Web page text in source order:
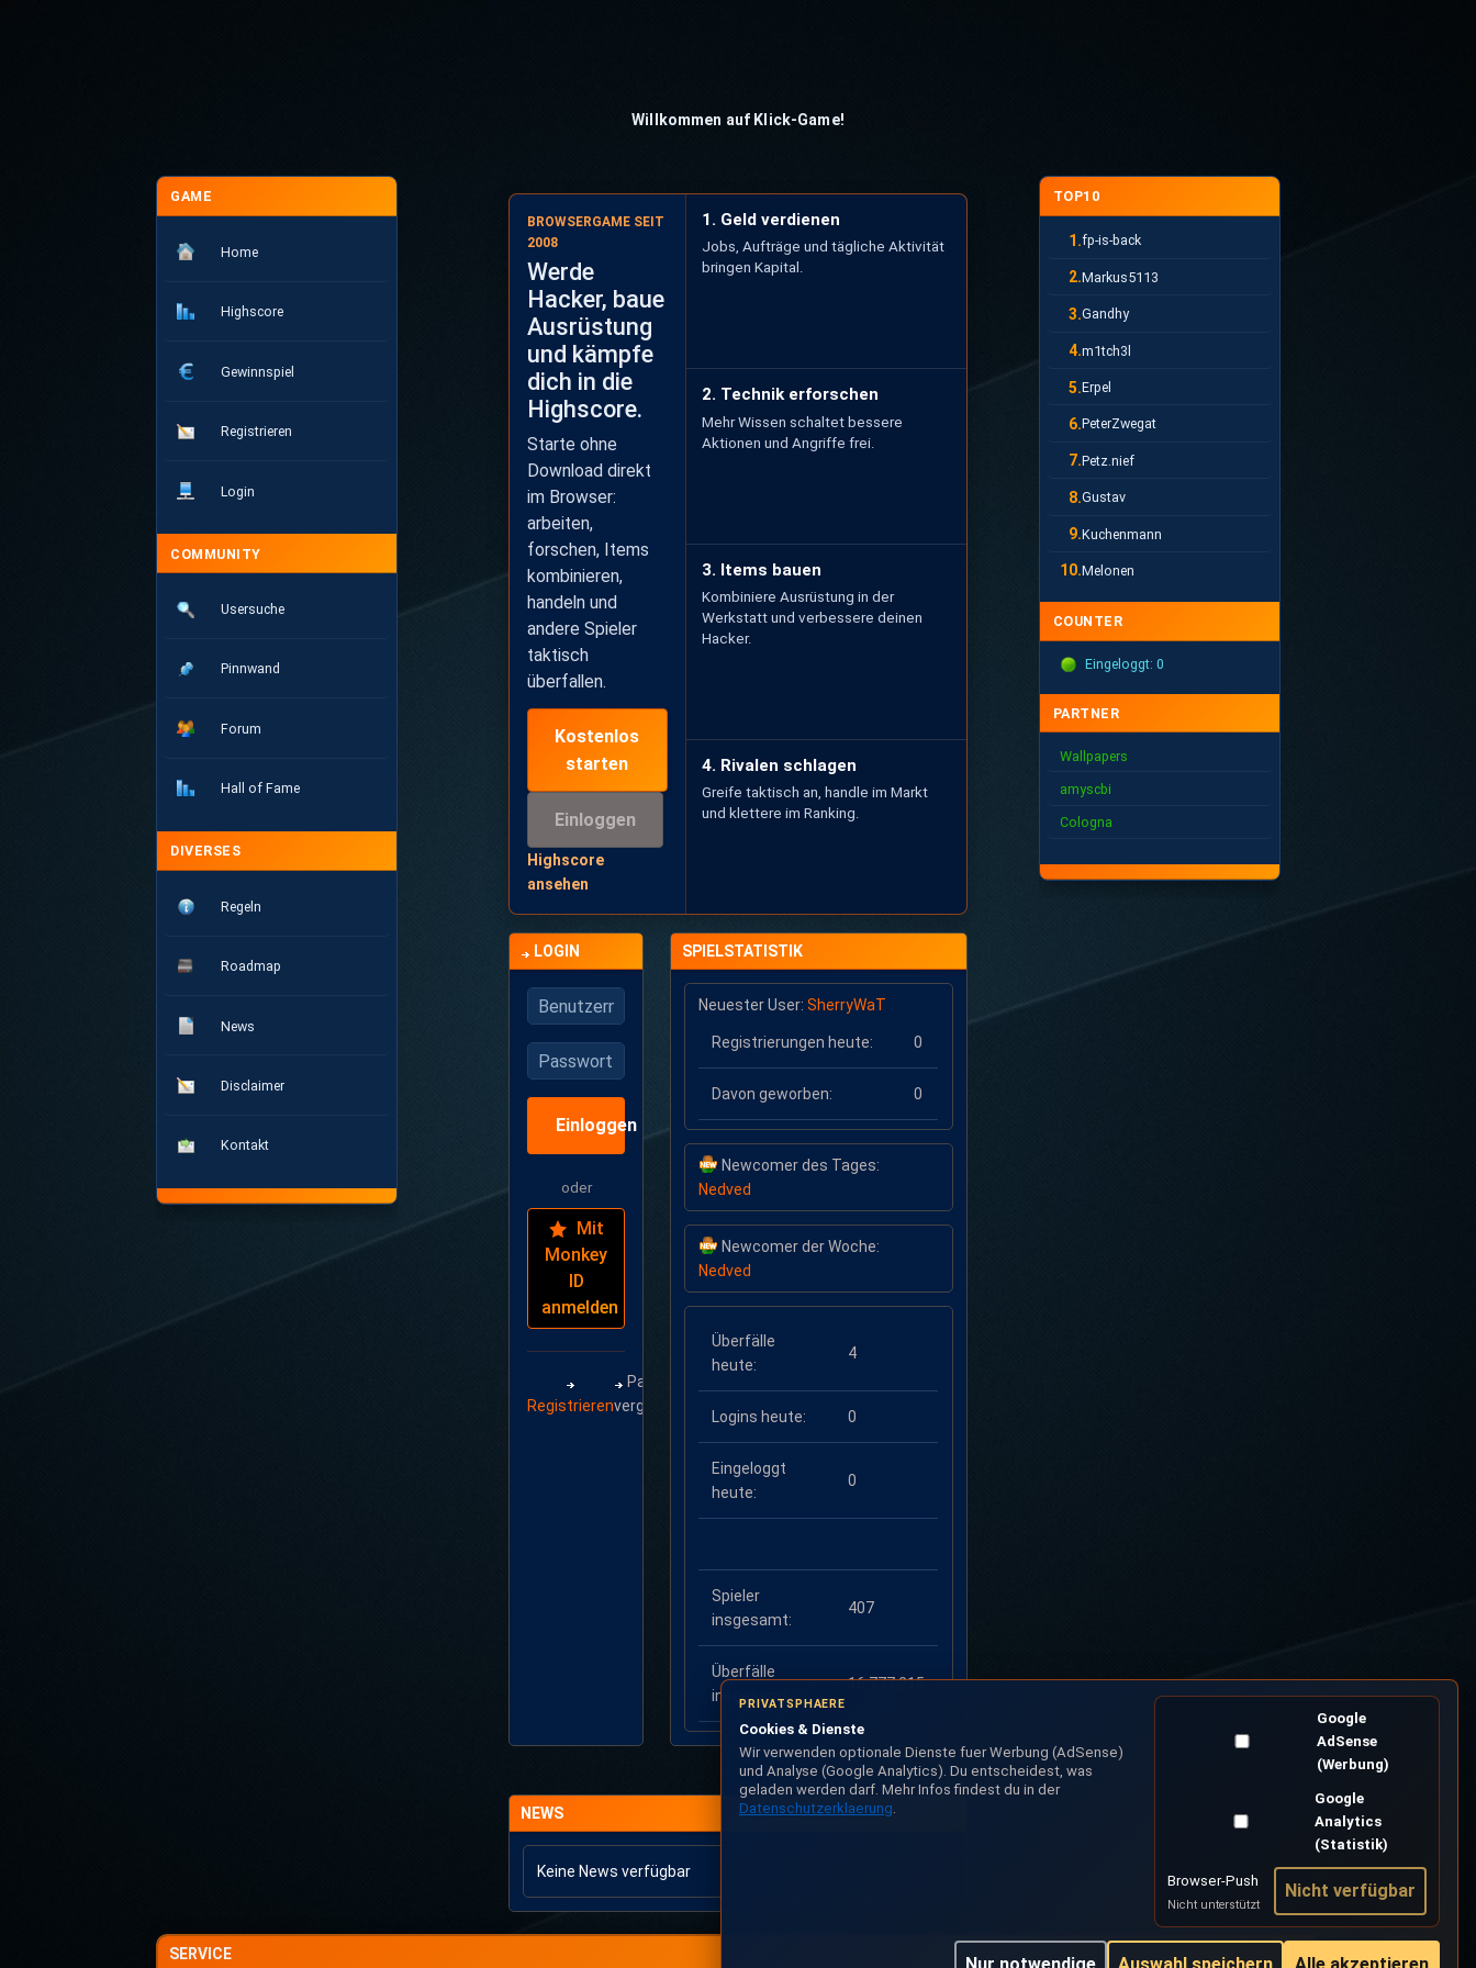
Willkommen auf Klick-Game!
GAME
Home
Highscore
Gewinnspiel
Registrieren
Login
COMMUNITY
Usersuche
Pinnwand
Forum
Hall of Fame
DIVERSES
Regeln
Roadmap
News
Disclaimer
Kontakt
BROWSERGAME SEIT
2008
Werde
Hacker, baue
Ausrüstung
und kämpfe
dich in die
Highscore.
Starte ohne
Download direkt
im Browser:
arbeiten,
forschen, Items
kombinieren,
handeln und
andere Spieler
taktisch
überfallen.
Kostenlos
starten
Einloggen
Highscore
ansehen
1. Geld verdienen
Jobs, Aufträge und tägliche Aktivität
bringen Kapital.
2. Technik erforschen
Mehr Wissen schaltet bessere
Aktionen und Angriffe frei.
3. Items bauen
Kombiniere Ausrüstung in der
Werkstatt und verbessere deinen
Hacker.
4. Rivalen schlagen
Greife taktisch an, handle im Markt
und klettere im Ranking.
LOGIN
Benutzername
Passwort
Einloggen
oder
Mit
Monkey
ID
anmelden
Registrieren
Passwort
vergessen?
SPIELSTATISTIK
Neuester User:SherryWaT
Registrierungen heute: 0
Davon geworben: 0
Newcomer des Tages:
Nedved
Newcomer der Woche:
Nedved
Überfälle
heute:
4
Logins heute: 0
Eingeloggt
heute:
0
Spieler
insgesamt:
407
Überfälle
insgesamt:
16.777.215
NEWS
Keine News verfügbar
TOP10
1.fp-is-back
2.Markus5113
3.Gandhy
4.m1tch3l
5.Erpel
6.PeterZwegat
7.Petz.nief
8.Gustav
9.Kuchenmann
10.Melonen
COUNTER
Eingeloggt: 0
PARTNER
Wallpapers
amyscbi
Cologna
SERVICE
PRIVATSPHAERE
Cookies & Dienste
Wir verwenden optionale Dienste fuer Werbung (AdSense)
und Analyse (Google Analytics). Du entscheidest, was
geladen werden darf. Mehr Infos findest du in der
Datenschutzerklaerung
Google
AdSense
(Werbung)
Google
Analytics
(Statistik)
Browser-Push
Nicht unterstützt
Nicht verfügbar
Nur notwendige Auswahl speichern Alle akzeptieren